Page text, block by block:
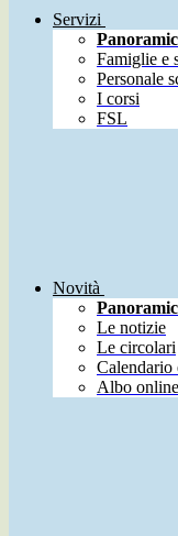
Servizi
Famiglie e
Personale
I corsi
FSL
Novità
Le notizie
Le circolari
Calendario
Albo online